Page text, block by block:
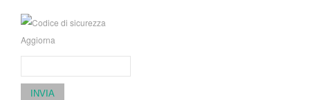
Aggiorna
INVIA